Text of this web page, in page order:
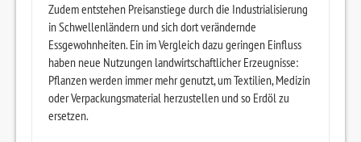
Zudem entstehen Preisanstiege durch die Industrialisierung
in Schwellenländern und sich dort verändernde
Essgewohnheiten. Ein im Vergleich dazu geringen Einfluss
haben neue Nutzungen landwirtschaftlicher Erzeugnisse:
Pflanzen werden immer mehr genutzt, um Textilien, Medizin
oder Verpackungsmaterial herzustellen und so Erdöl zu
ersetzen.